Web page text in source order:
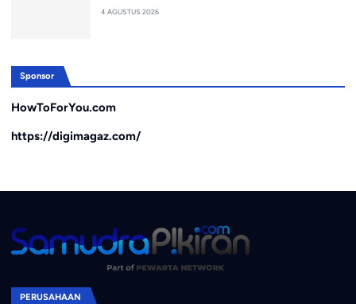
4 AGUSTUS 2026
Sponsor
HowToForYou.com
https://digimagaz.com/
PERUSAHAAN